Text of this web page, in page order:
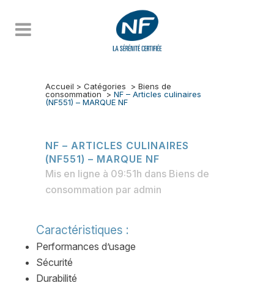
Accueil > Catégories > Biens de
consommation > NF – Articles culinaires
(NF551) – MARQUE NF
NF – ARTICLES CULINAIRES
(NF551) – MARQUE NF
Mis en ligne à 09:51h dans Biens de
consommation par admin
Caractéristiques :
Performances d’usage
Sécurité
Durabilité